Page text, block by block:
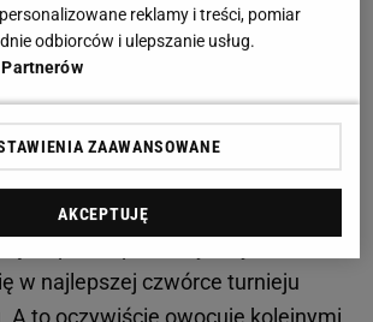
secie ćwierćfinałowego
6:1. W drugiej partii Polka także
pozwoliła swojej rywalce ze
na powrót do rywalizacji.
6:2. Cały mecz trwał
w najlepszej czwórce turnieju
reklamy i treści, pomiar
odbiorców i ulepszanie usług.
ZAAWANSOWANE
AKCEPTUJĘ